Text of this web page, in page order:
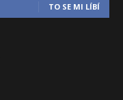
TO SE MI LÍBÍ